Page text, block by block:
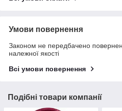
Умови повернення
Законом не передбачено
належної якості
Всі умови повернення
Подібні товари компанії